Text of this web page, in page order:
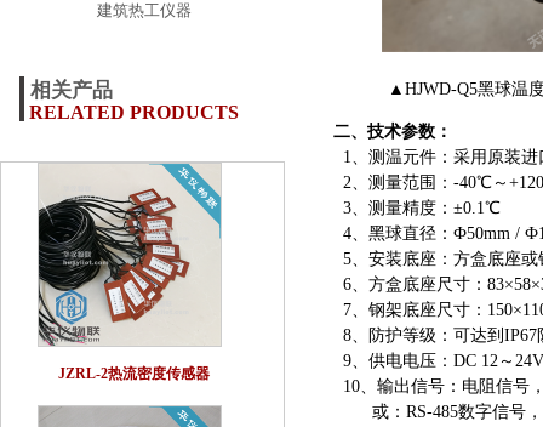
建筑热工仪器
▲HJWD-Q5黑球
二、技术参数：
1、测温元件：采用原装
2、测量范围：-40℃～
3、测量精度：±0.1℃
4、黑球直径：Ф50mm /
5、安装底座：方盒底座
6、方盒底座尺寸：
7、钢架底座尺寸：
8、防护等级：可达到IP67
9、供电电压：DC 12～
10、输出信号：电阻信号
或：RS-485数字信号，
相关产品
RELATED PRODUCTS
JZRL-2热流密度传感器